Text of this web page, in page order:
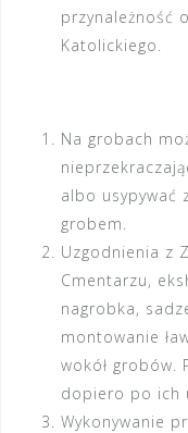
przynależność
Katolickiego.
Na grobach
albo usypywać
grobem.
Uzgodnienia z
Cmentarzu,
nagrobka,
montowanie
wokół grobów.
dopiero po ich
Wykonywanie